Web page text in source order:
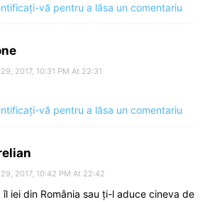
vă pentru a lăsa un comentariu
2017, 10:31 PM At 22:31
vă pentru a lăsa un comentariu
2017, 10:42 PM At 22:42
îl iei din România sau ți-l aduce cineva de